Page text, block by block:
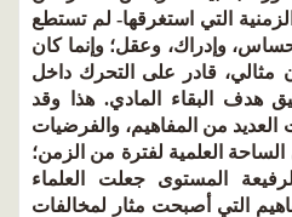
التي استغرقها- لم تستطع
وإدراك، وعقل؛ وإنما كان
مثالي، قادر على التحرك داخل
هدف البقاء المادي. هذا وقد
من المفاهيم، والفرضيات
العلمية لفترة من الزمن؛
المستوى جعلت العلماء
التي أصبحت مثار لمخالفات